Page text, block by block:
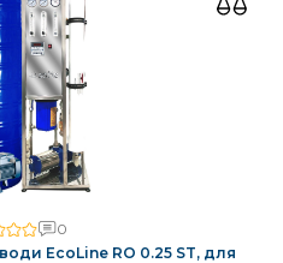
0
EcoLine RO 0.25 ST, для